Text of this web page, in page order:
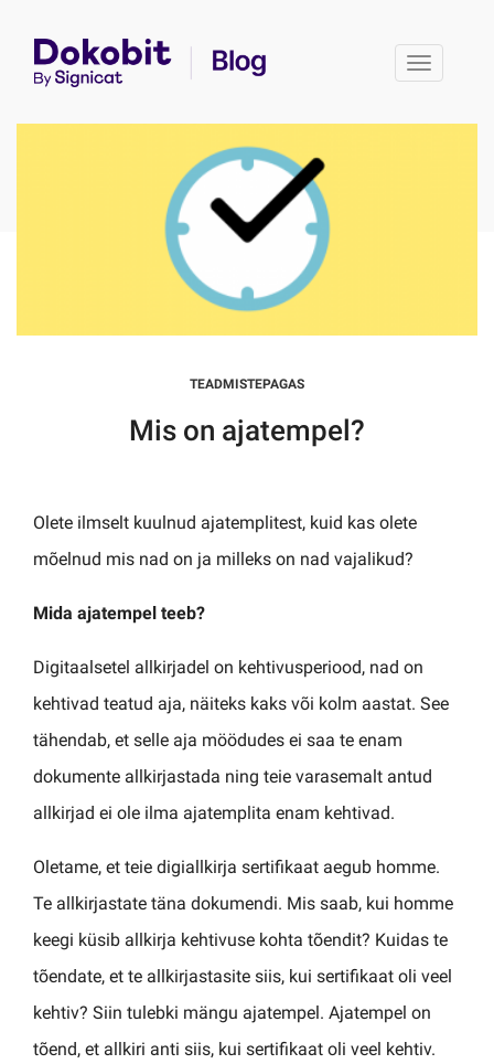
Toggle
TEADMISTEPAGAS
Mis on ajatempel?
Olete ilmselt kuulnud ajatemplitest, kuid kas olete
mõelnud mis nad on ja milleks on nad vajalikud?
Mida ajatempel teeb?
Digitaalsetel allkirjadel on kehtivusperiood, nad on
kehtivad teatud aja, näiteks kaks või kolm aastat. See
tähendab, et selle aja möödudes ei saa te enam
dokumente allkirjastada ning teie varasemalt antud
allkirjad ei ole ilma ajatemplita enam kehtivad.
Oletame, et teie digiallkirja sertifikaat aegub homme.
Te allkirjastate täna dokumendi. Mis saab, kui homme
keegi küsib allkirja kehtivuse kohta tõendit? Kuidas te
tõendate, et te allkirjastasite siis, kui sertifikaat oli veel
kehtiv? Siin tulebki mängu ajatempel. Ajatempel on
tõend, et allkiri anti siis, kui sertifikaat oli veel kehtiv.